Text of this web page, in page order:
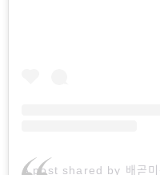
A post shared by 배곧미